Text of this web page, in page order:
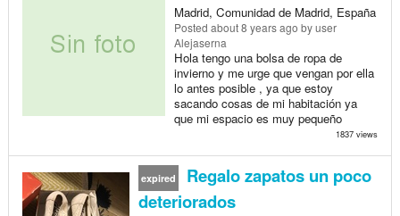
Madrid, Comunidad de Madrid, España
Posted about 8 years ago by user
Alejaserna
Hola tengo una bolsa de ropa de
invierno y me urge que vengan por ella
lo antes posible , ya que estoy
sacando cosas de mi habitación ya
que mi espacio es muy pequeño
1837 views
expired
Regalo zapatos un poco
deteriorados